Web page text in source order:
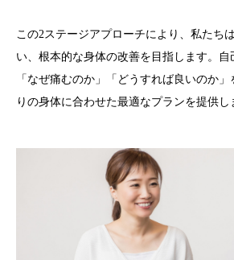
この2ステージアプローチにより、私たちは
い、根本的な身体の改善を目指します。
「なぜ痛むのか」「どうすれば良いのか」
りの身体に合わせた最適なプランを提供し